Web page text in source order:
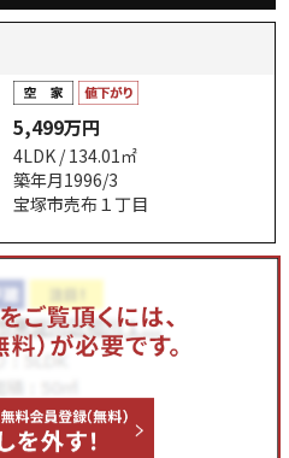
5,499万円
4LDK / 134.01㎡
築年月1996/3
宝塚市売布１丁目